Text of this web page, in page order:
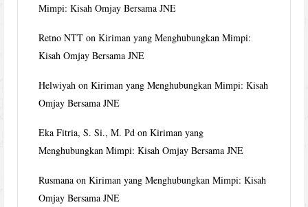
Mimpi: Kisah Omjay Bersama JNE
Retno NTT onKiriman yang Menghubungkan Mimpi:
Kisah Omjay Bersama JNE
Helwiyah onKiriman yang Menghubungkan Mimpi: Kisah
Omjay Bersama JNE
Eka Fitria, S. Si., M. Pd onKiriman yang
Menghubungkan Mimpi: Kisah Omjay Bersama JNE
Rusmana onKiriman yang Menghubungkan Mimpi: Kisah
Omjay Bersama JNE